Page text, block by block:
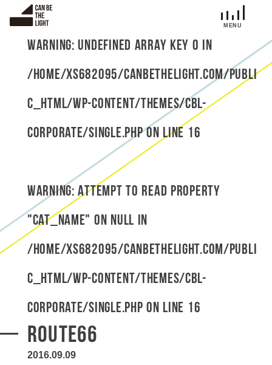
Warning: Undefined array key 0 in
/home/xs682095/canbethelight.com/publi
c_html/wp-content/themes/cbl-
corporate/single.phpon line16
Warning: Attempt to read property
"cat_name" on null in
/home/xs682095/canbethelight.com/publi
c_html/wp-content/themes/cbl-
corporate/single.phpon line 16
route66
2016.09.09